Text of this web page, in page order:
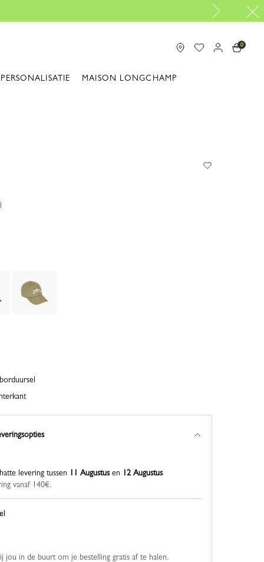
Ontdek onze reparatieservice
0
PERSONALISATIE MAISON LONGCHAMP
jou in de buurt om je bestelling gratis af te halen.
levering tussen 11 Augustusen 12 Augustus
vanaf 140€.